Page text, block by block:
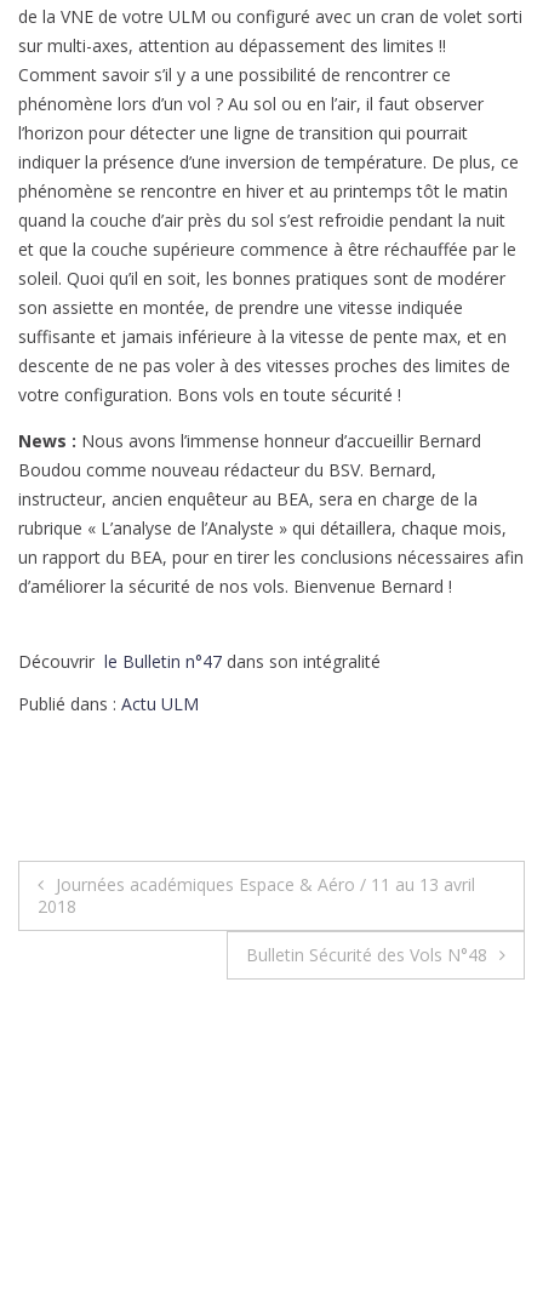
de la VNE de votre ULM ou configuré avec un cran de volet sorti
sur multi-axes, attention au dépassement des limites !!
Comment savoir s’il y a une possibilité de rencontrer ce
phénomène lors d’un vol ? Au sol ou en l’air, il faut observer
l’horizon pour détecter une ligne de transition qui pourrait
indiquer la présence d’une inversion de température. De plus, ce
phénomène se rencontre en hiver et au printemps tôt le matin
quand la couche d’air près du sol s’est refroidie pendant la nuit
et que la couche supérieure commence à être réchauffée par le
soleil. Quoi qu’il en soit, les bonnes pratiques sont de modérer
son assiette en montée, de prendre une vitesse indiquée
suffisante et jamais inférieure à la vitesse de pente max, et en
descente de ne pas voler à des vitesses proches des limites de
votre configuration. Bons vols en toute sécurité !
News : Nous avons l’immense honneur d’accueillir Bernard
Boudou comme nouveau rédacteur du BSV. Bernard,
instructeur, ancien enquêteur au BEA, sera en charge de la
rubrique « L’analyse de l’Analyste » qui détaillera, chaque mois,
un rapport du BEA, pour en tirer les conclusions nécessaires afin
d’améliorer la sécurité de nos vols. Bienvenue Bernard !
Découvrir le Bulletin n°47 dans son intégralité
Publié dans : Actu ULM
Journées académiques Espace & Aéro / 11 au 13 avril
2018
Bulletin Sécurité des Vols N°48